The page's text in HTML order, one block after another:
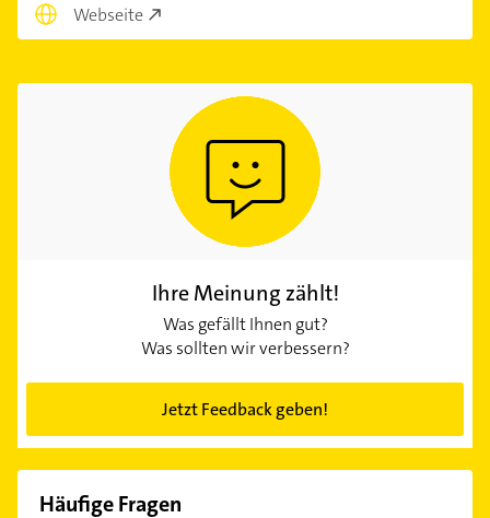
Webseite
Ihre Meinung zählt!
Was gefällt Ihnen gut?
Was sollten wir verbessern?
Jetzt Feedback geben!
Häufige Fragen